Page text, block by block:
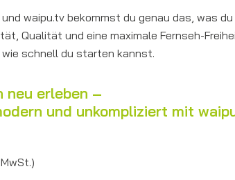
waipu.tv bekommst du genau das, was du
Qualität und eine maximale Fernseh-
wie schnell du starten kannst.
neu erleben –
und unkompliziert mit